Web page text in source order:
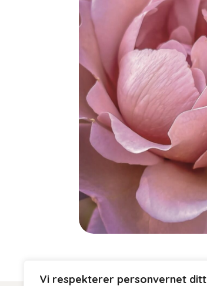
Vi respekterer personvernet ditt